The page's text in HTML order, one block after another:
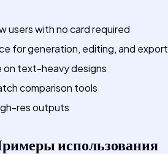
users with no card required
for generation, editing, and export
on text-heavy designs
comparison tools
res outputs
использования